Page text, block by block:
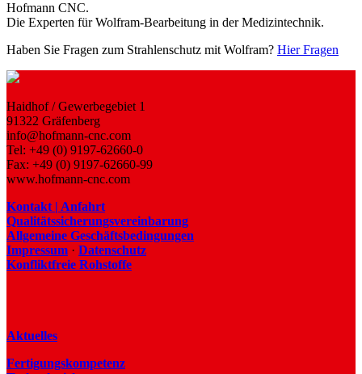
Hofmann CNC.
Die Experten für Wolfram-Bearbeitung in der Medizintechnik.
Haben Sie Fragen zum Strahlenschutz mit Wolfram? Hier Fragen
Haidhof / Gewerbegebiet 1
91322 Gräfenberg
info@hofmann-cnc.com
Tel: +49 (0) 9197-62660-0
Fax: +49 (0) 9197-62660-99
www.hofmann-cnc.com
Kontakt | Anfahrt
Qualitätssicherungsvereinbarung
Allgemeine Geschäftsbedingungen
Impressum · Datenschutz
Konfliktfreie Rohstoffe
Aktuelles
Fertigungskompetenz